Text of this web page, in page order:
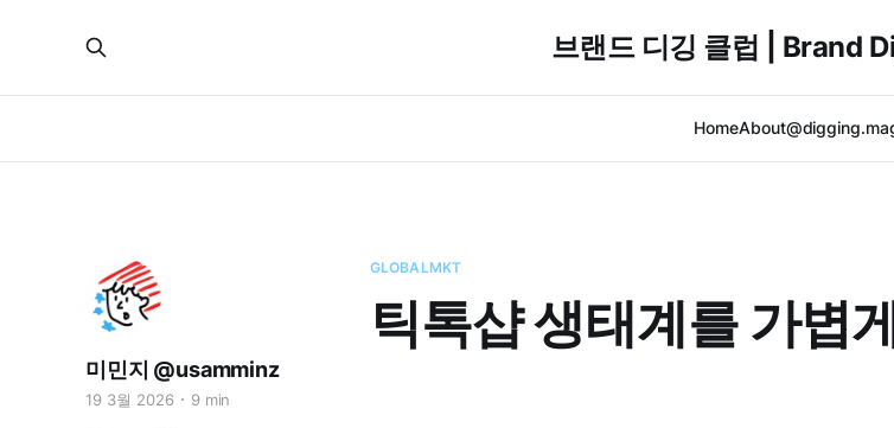
브랜드 디깅 클럽 | Brand
HomeAbout
GLOBALMKT
틱톡샵 생태계를 가볍
미민지 @usamminz
19 3월 2026 9 min